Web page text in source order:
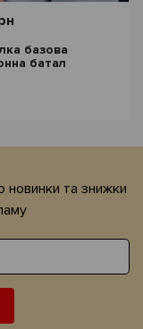
базова
батал
та знижки